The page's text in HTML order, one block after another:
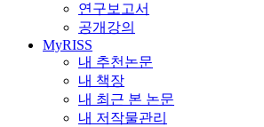
연구보고서
공개강의
MyRISS
내 추천논문
내 책장
내 최근 본 논문
내 저작물관리